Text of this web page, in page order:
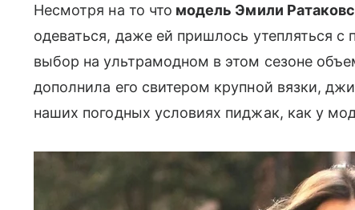
Несмотря на то что модель Эмили
одеваться, даже ей пришлось утепляться
выбор на ультрамодном в этом сезоне
дополнила его свитером крупной вязки,
наших погодных условиях пиджак, как у